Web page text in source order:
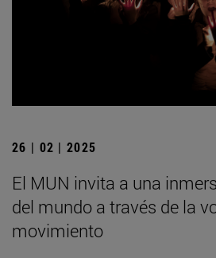
26 | 02 | 2025
El MUN invita a una
del mundo a través de la
movimiento